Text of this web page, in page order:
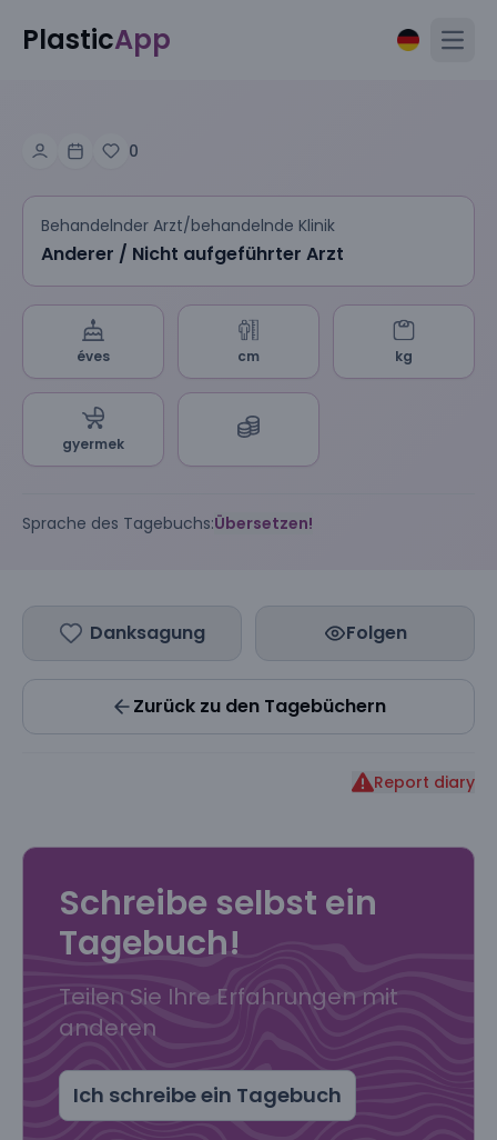
PlasticApp
0
Behandelnder Arzt/behandelnde Klinik
Anderer / Nicht aufgeführter Arzt
éves cm kg
gyermek
Sprache des Tagebuchs:Übersetzen!
Danksagung Folgen
Zurück zu den Tagebüchern
Report diary
Schreibe selbst ein
Tagebuch!
Teilen Sie Ihre Erfahrungen mit
anderen
Ich schreibe ein Tagebuch